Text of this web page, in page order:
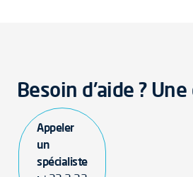
Besoin d'aide ?
Appeler
un
spécialiste